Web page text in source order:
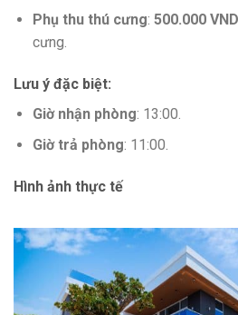
Phụ thu thú cưng: 500.000
cưng.
Lưu ý đặc biệt:
Giờ nhận phòng: 13:00.
Giờ trả phòng: 11:00.
Hình ảnh thực tế